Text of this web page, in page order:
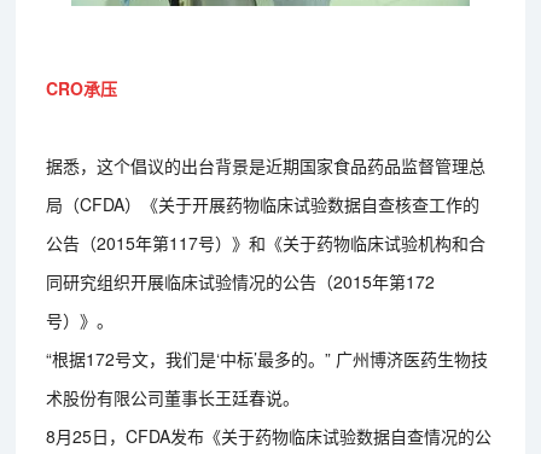
CRO承压
据悉，这个倡议的出台背景是近期国家食品药品监督管理总
局（CFDA）《关于开展药物临床试验数据自查核查工作的
公告（2015年第117号）》和《关于药物临床试验机构和合
同研究组织开展临床试验情况的公告（2015年第172
号）》。
“根据172号文，我们是‘中标’最多的。” 广州博济医药生物技
术股份有限公司董事长王廷春说。
8月25日，CFDA发布《关于药物临床试验数据自查情况的公